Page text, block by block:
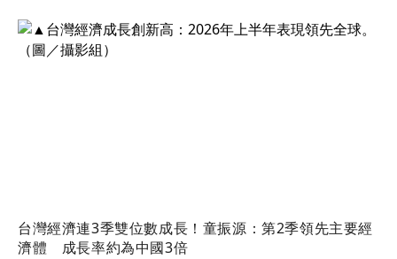
台灣經濟連3季雙位數成長！童振源：第2季領先主要經
濟體 成長率約為中國3倍